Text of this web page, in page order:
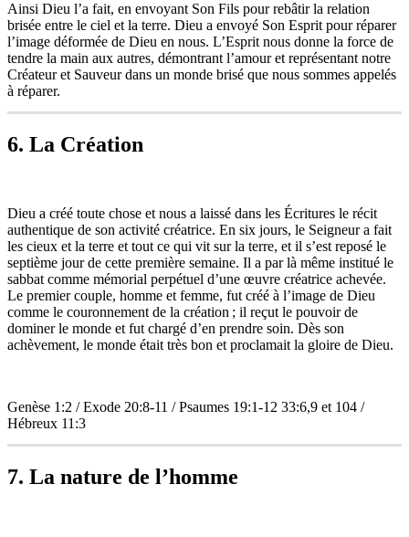
Ainsi Dieu l’a fait, en envoyant Son Fils pour rebâtir la relation
brisée entre le ciel et la terre. Dieu a envoyé Son Esprit pour réparer
l’image déformée de Dieu en nous. L’Esprit nous donne la force de
tendre la main aux autres, démontrant l’amour et représentant notre
Créateur et Sauveur dans un monde brisé que nous sommes appelés
à réparer.
6. La Création
Dieu a créé toute chose et nous a laissé dans les Écritures le récit
authentique de son activité créatrice. En six jours, le Seigneur a fait
les cieux et la terre et tout ce qui vit sur la terre, et il s’est reposé le
septième jour de cette première semaine. Il a par là même institué le
sabbat comme mémorial perpétuel d’une œuvre créatrice achevée.
Le premier couple, homme et femme, fut créé à l’image de Dieu
comme le couronnement de la création ; il reçut le pouvoir de
dominer le monde et fut chargé d’en prendre soin. Dès son
achèvement, le monde était très bon et proclamait la gloire de Dieu.
Genèse 1:2 / Exode 20:8-11 / Psaumes 19:1-12 33:6,9 et 104 /
Hébreux 11:3
7. La nature de l’homme